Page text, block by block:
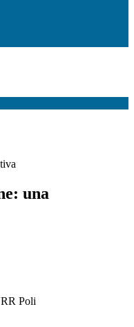
una
Poli